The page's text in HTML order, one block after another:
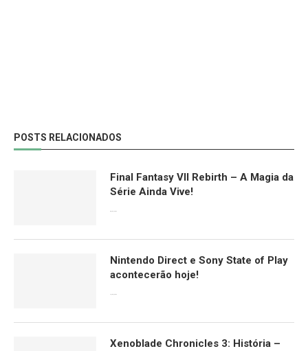
POSTS RELACIONADOS
Final Fantasy VII Rebirth – A Magia da
Série Ainda Vive!
Nintendo Direct e Sony State of Play
acontecerão hoje!
Xenoblade Chronicles 3: História –